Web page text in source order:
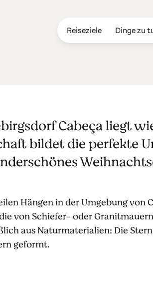
Reiseziele Dinge zu
Cabeça liegt
bildet die perfekte
Hängen in der Umgebung von
von Schiefer- oder
aus Naturmaterialien: Die
geformt.